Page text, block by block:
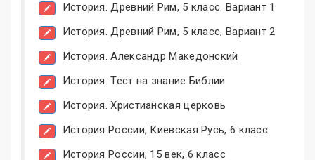
История. Древний Рим, 5 класс. Вариант 1
История. Древний Рим, 5 класс, Вариант 2
История. Александр Македонский
История. Тест на знание Библии
История. Христианская церковь
История России, Киевская Русь, 6 класс
История России, 15 век, 6 класс